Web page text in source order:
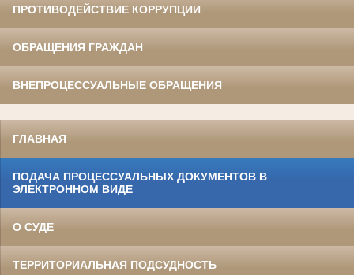
ПРОТИВОДЕЙСТВИЕ КОРРУПЦИИ
ОБРАЩЕНИЯ ГРАЖДАН
ВНЕПРОЦЕССУАЛЬНЫЕ ОБРАЩЕНИЯ
ГЛАВНАЯ
ПОДАЧА ПРОЦЕССУАЛЬНЫХ ДОКУМЕНТОВ В
ЭЛЕКТРОННОМ ВИДЕ
О СУДЕ
ТЕРРИТОРИАЛЬНАЯ ПОДСУДНОСТЬ